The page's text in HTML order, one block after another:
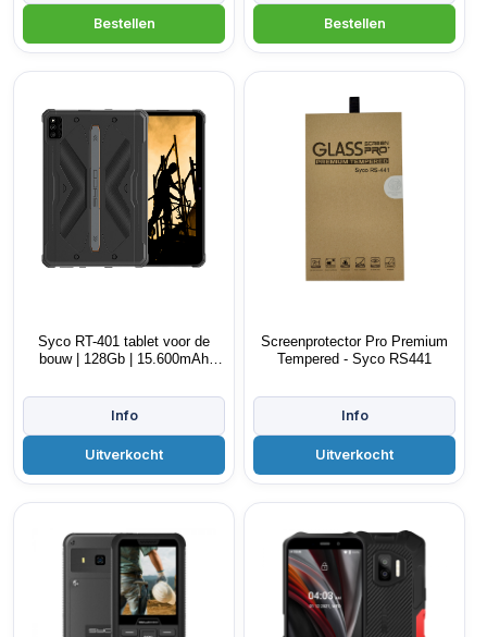
Syco RT-401 tablet voor de
bouw | 128Gb | 15.600mAh
Screenprotector Pro Premium
Tempered - Syco RS441